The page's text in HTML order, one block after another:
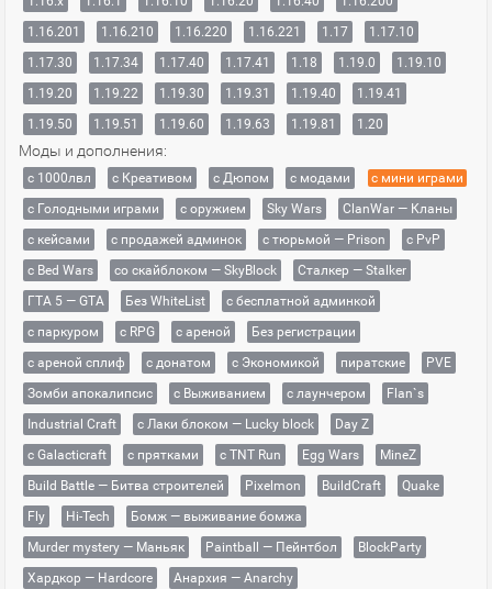
1.16.201
1.16.210 1.16.220 1.16.221 1.17
1.17.10
1.17.30
1.17.34 1.17.40 1.17.41 1.18 1.19.0
1.19.10
1.19.20
1.19.22 1.19.30 1.19.31 1.19.40
1.19.41
1.19.50
1.19.51 1.19.60 1.19.63 1.19.81 1.20
Моды и дополнения:
с 1000лвл c Креативом с Дюпом с модами
с мини играми
с Голодными играми
с оружием Sky Wars
ClanWar — Кланы
с кейсами
с продажей админок с тюрьмой — Prison
с PvP
с Bed Wars
со скайблоком — SkyBlock
Сталкер — Stalker
ГТА 5 — GTA
Без WhiteList
с бесплатной админкой
с паркуром
с RPG с ареной
Без регистрации
с ареной сплиф
с донатом с Экономикой пиратские
PVE
Зомби апокалипсис
с Выживанием с лаунчером
Flan`s
Industrial Craft
с Лаки блоком — Lucky block
Day Z
с Galacticraft
с прятками с TNT Run Egg Wars
MineZ
Build Battle — Битва строителей
Pixelmon BuildCraft
Quake
Fly
Hi-Tech
Бомж — выживание бомжа
Murder mystery — Маньяк
Paintball — Пейнтбол
BlockParty
Хардкор — Hardcore
Анархия — Anarchy